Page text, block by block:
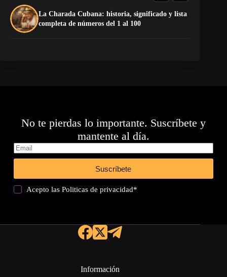
La Charada Cubana: historia, significado y lista
completa de números del 1 al 100
No te pierdas lo importante. Suscríbete y
mantente al día.
Suscríbete
Acepto lasPoliticas de privacidad*
Información